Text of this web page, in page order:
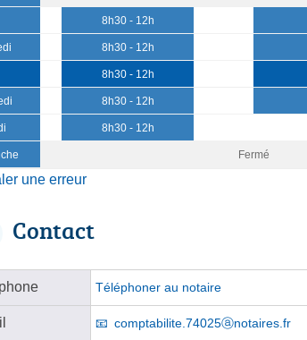
8h30 - 12h
8h30 - 12h
8h30 - 12h
8h30 - 12h
8h30 - 12h
Fermé
une erreur
Contact
Téléphoner au notaire
comptabilite.74025ⓐnotaires.fr